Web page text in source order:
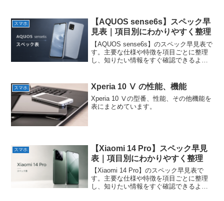
スマホ
【AQUOS sense6s】スペック早
見表｜項目別にわかりやすく整理
【AQUOS sense6s】のスペック早見表で
す。主要な仕様や特徴を項目ごとに整理
し、知りたい情報をすぐ確認できるよう
スマホ Xperia 10 Ⅴ の性能、機能
Xperia 10 Ⅴの型番、性能、その他機能を
表にまとめています。
スマホ
【Xiaomi 14 Pro】スペック早見
表｜項目別にわかりやすく整理
【Xiaomi 14 Pro】のスペック早見表で
す。主要な仕様や特徴を項目ごとに整理
し、知りたい情報をすぐ確認できるよう